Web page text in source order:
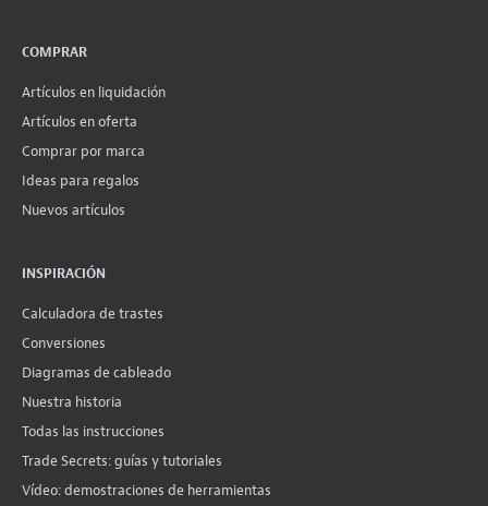
COMPRAR
Artículos en liquidación
Artículos en oferta
Comprar por marca
Ideas para regalos
Nuevos artículos
INSPIRACIÓN
Calculadora de trastes
Conversiones
Diagramas de cableado
Nuestra historia
Todas las instrucciones
Trade Secrets: guías y tutoriales
Vídeo: demostraciones de herramientas